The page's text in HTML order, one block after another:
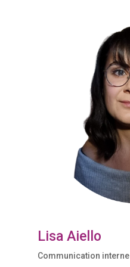
Lisa Aiello
Communication interne